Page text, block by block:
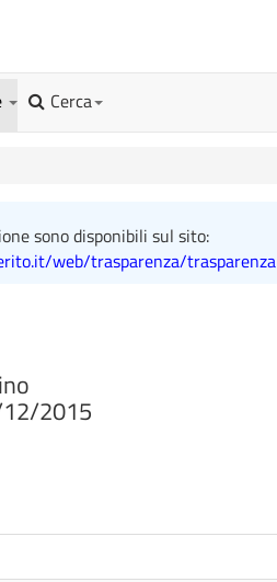
Cerca
sono disponibili sul sito:
web/trasparenza/trasparenza
2015